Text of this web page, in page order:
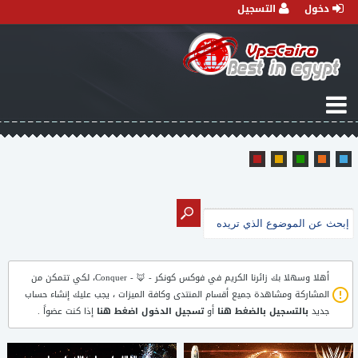
دخول التسجيل
أهلا وسهلا بك زائرنا الكريم فيفوكس كونكر - 🦊 - Conquer
، لكي تتمكن من
المشاركة ومشاهدة جميع أقسام المنتدى وكافة الميزات ، يجب عليك إنشاء حساب
جديد بالتسجيل بالضغط هنا أوتسجيل الدخول اضغط هنا إذا كنت عضواً .